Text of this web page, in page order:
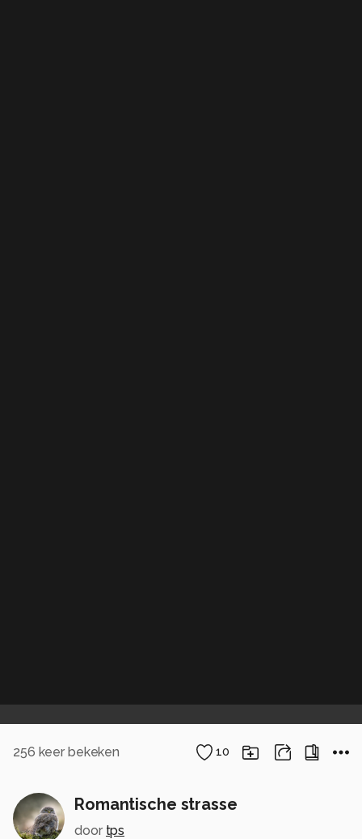
256 keer bekeken 10
Romantische strasse
door tps